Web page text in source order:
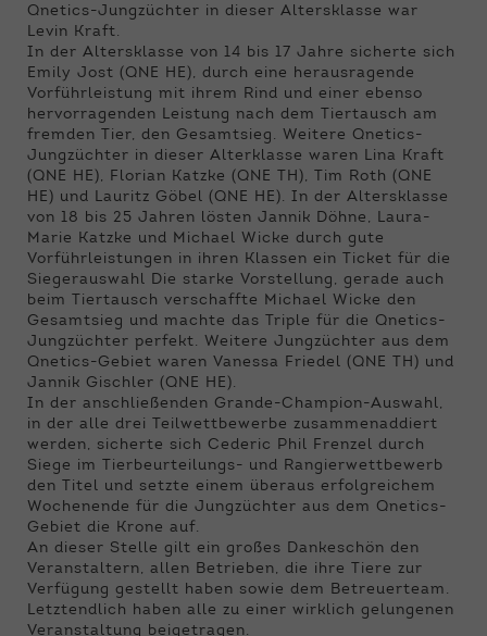
Qnetics-Jungzüchter in dieser Altersklasse war
Levin Kraft.
In der Altersklasse von 14 bis 17 Jahre sicherte sich
Emily Jost (QNE HE), durch eine herausragende
Vorführleistung mit ihrem Rind und einer ebenso
hervorragenden Leistung nach dem Tiertausch am
fremden Tier, den Gesamtsieg. Weitere Qnetics-
Jungzüchter in dieser Alterklasse waren Lina Kraft
(QNE HE), Florian Katzke (QNE TH), Tim Roth (QNE
HE) und Lauritz Göbel (QNE HE). In der Altersklasse
von 18 bis 25 Jahren lösten Jannik Döhne, Laura-
Marie Katzke und Michael Wicke durch gute
Vorführleistungen in ihren Klassen ein Ticket für die
Siegerauswahl Die starke Vorstellung, gerade auch
beim Tiertausch verschaffte Michael Wicke den
Gesamtsieg und machte das Triple für die Qnetics-
Jungzüchter perfekt. Weitere Jungzüchter aus dem
Qnetics-Gebiet waren Vanessa Friedel (QNE TH) und
Jannik Gischler (QNE HE).
In der anschließenden Grande-Champion-Auswahl,
in der alle drei Teilwettbewerbe zusammenaddiert
werden, sicherte sich Cederic Phil Frenzel durch
Siege im Tierbeurteilungs- und Rangierwettbewerb
den Titel und setzte einem überaus erfolgreichem
Wochenende für die Jungzüchter aus dem Qnetics-
Gebiet die Krone auf.
An dieser Stelle gilt ein großes Dankeschön den
Veranstaltern, allen Betrieben, die ihre Tiere zur
Verfügung gestellt haben sowie dem Betreuerteam.
Letztendlich haben alle zu einer wirklich gelungenen
Veranstaltung beigetragen.